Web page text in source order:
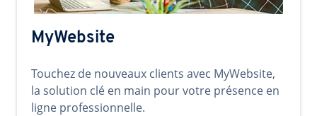
MyWebsite
Touchez de nouveaux clients avec MyWebsite,
la solution clé en main pour votre présence en
ligne professionnelle.